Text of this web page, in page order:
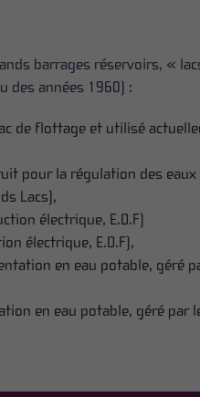
barrages réservoirs, «
des années 1960) :
de flottage et utilisé
pour la régulation des eaux
Lacs),
électrique, E.D.F)
électrique, E.D.F),
en eau potable, géré
en eau potable, géré par